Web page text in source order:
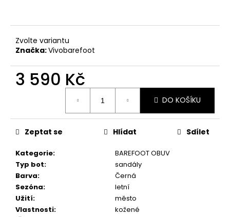
Zvolte variantu
Značka:Vivobarefoot
3 590 Kč
DO KOŠÍKU
Kategorie:
BAREFOOT OBUV
Typ bot:
sandály
Barva:
Černá
Sezóna:
letní
Užití:
město
Vlastnosti: kožené
Zeptat se Hlídat Sdílet
o
u
u
e
POUKAZ
Kč